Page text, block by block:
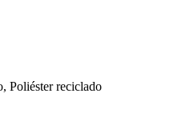
Poliéster reciclado